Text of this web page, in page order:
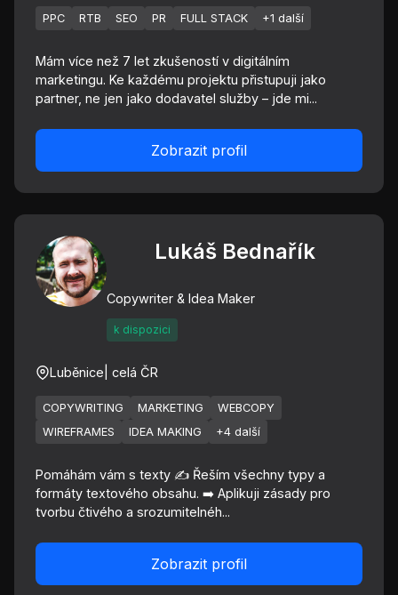
PPC RTB SEO PR FULL STACK +1 další
Mám více než 7 let zkušeností v digitálním
marketingu. Ke každému projektu přistupuji jako
partner, ne jen jako dodavatel služby – jde mi...
Zobrazit profil
Lukáš Bednařík
Copywriter & Idea Maker
k dispozici
Luběnice | celá ČR
COPYWRITING MARKETING
WEBCOPY
WIREFRAMES
IDEA MAKING +4 další
Pomáhám vám s texty ✍️ Řeším všechny typy a
formáty textového obsahu. ➡️ Aplikuji zásady pro
tvorbu čtivého a srozumitelnéh...
Zobrazit profil